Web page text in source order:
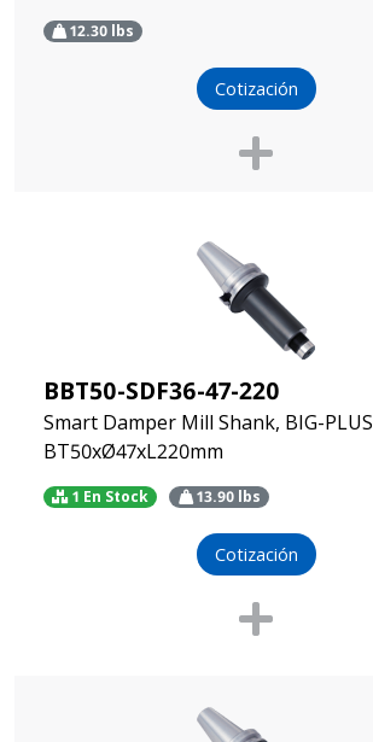
12.30 lbs
Cotización
BBT50-SDF36-47-220
Smart Damper Mill Shank, BIG-PLUS
BT50xØ47xL220mm
1 En Stock 13.90lbs
Cotización